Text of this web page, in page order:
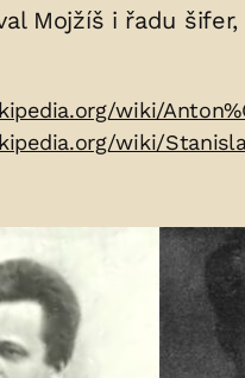
Mojžíš i řadu šifer,
wiki/
wiki/